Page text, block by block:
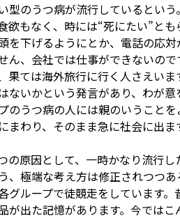
型のうつ病が流行しているとい
欲もなく、時には“死にたい”と
を下げるようにとか、電話の応
ん、会社では仕事ができないの
果ては海外旅行に行く人さえい
ないかという発言があり、わが意
のうつ病の人には親のいうこと
まわり、そのまま急に社会に出
の原因として、一時かなり流行
、極端な考え方は修正されつつ
グループで徒競走をしています
が出た記憶があります。今では